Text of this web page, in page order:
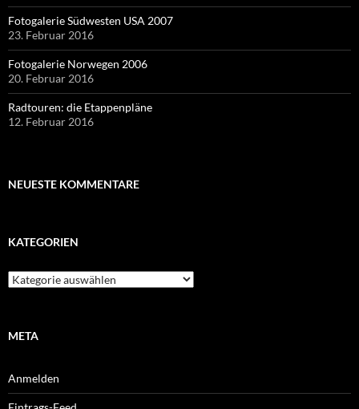
Fotogalerie Südwesten USA 2007
23. Februar 2016
Fotogalerie Norwegen 2006
20. Februar 2016
Radtouren: die Etappenpläne
12. Februar 2016
NEUESTE KOMMENTARE
KATEGORIEN
Kategorien
META
Anmelden